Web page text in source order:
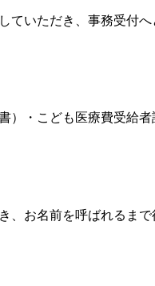
いただき、事務受付へ
）・こども医療費受給
、お名前を呼ばれるま